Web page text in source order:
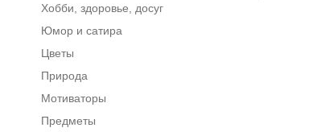
Хобби, здоровье, досуг
Юмор и сатира
Цветы
Природа
Мотиваторы
Предметы